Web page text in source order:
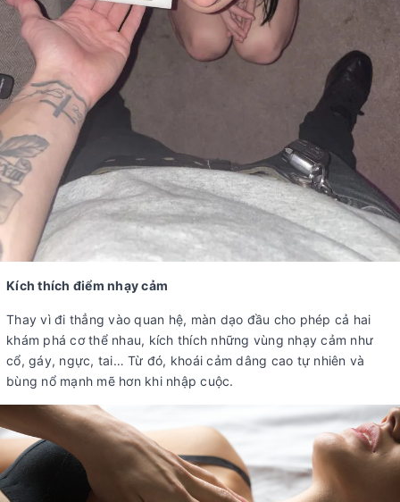
Kích thích điểm nhạy cảm
Thay vì đi thẳng vào quan hệ, màn dạo đầu cho phép cả hai
khám phá cơ thể nhau, kích thích những vùng nhạy cảm như
cổ, gáy, ngực, tai… Từ đó, khoái cảm dâng cao tự nhiên và
bùng nổ mạnh mẽ hơn khi nhập cuộc.